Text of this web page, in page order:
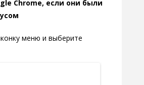
Chrome, если они были
меню и выберите